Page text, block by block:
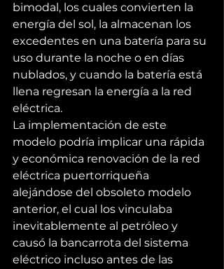
bimodal, los cuales convierten la
energía del sol, la almacenan los
excedentes en una batería para su
uso durante la noche o en días
nublados, y cuando la batería está
llena regresan la energía a la red
eléctrica.
La implementación de este
modelo podría implicar una rápida
y económica renovación de la red
eléctrica puertorriqueña
alejándose del obsoleto modelo
anterior, el cual los vinculaba
inevitablemente al petróleo y
causó la bancarrota del sistema
eléctrico incluso antes de las